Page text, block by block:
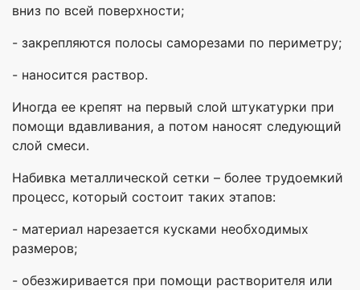
вниз по всей поверхности;
- закрепляются полосы саморезами по периметру;
- наносится раствор.
Иногда ее крепят на первый слой штукатурки при
помощи вдавливания, а потом наносят следующий
слой смеси.
Набивка металлической сетки – более трудоемкий
процесс, который состоит таких этапов:
- материал нарезается кусками необходимых
размеров;
- обезжиривается при помощи растворителя или